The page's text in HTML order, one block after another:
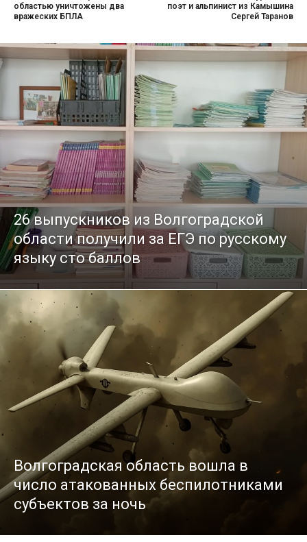
областью уничтожены два
вражеских БПЛА
поэт и альпинист из Камышина
Сергей Таранов
26 выпускников из Волгоградской
области получили за ЕГЭ по русскому
языку сто баллов
Волгоградская область вошла в
число атакованных беспилотниками
субъектов за ночь